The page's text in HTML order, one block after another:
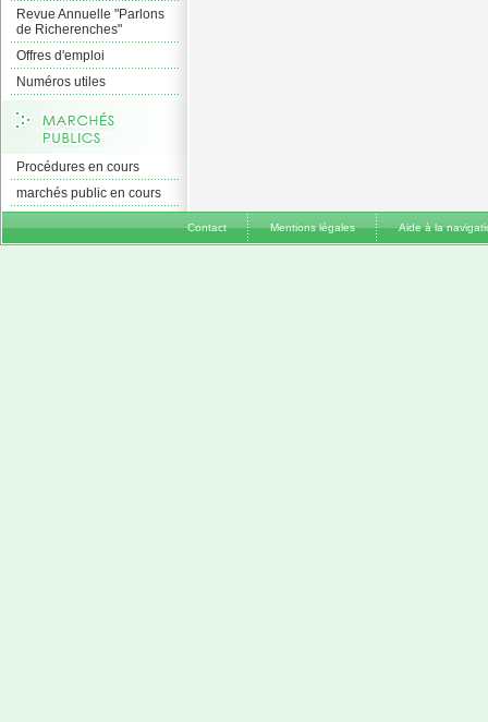
Revue Annuelle "Parlons
de Richerenches"
Offres d'emploi
Numéros utiles
Procédures en cours
marchés public en cours
Contact Mentions légales Aide à la